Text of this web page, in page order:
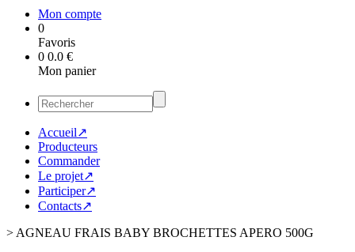
Mon compte
0
Favoris
0 0.0 €
Mon panier
Accueil↗
Producteurs
Commander
Le projet↗
Participer↗
Contacts↗
> AGNEAU FRAIS BABY BROCHETTES APERO 500G